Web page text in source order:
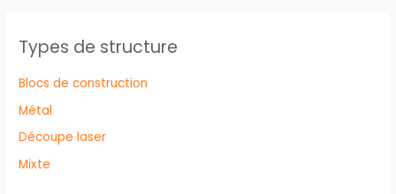
Types de structure
Blocs de construction
Métal
Découpe laser
Mixte